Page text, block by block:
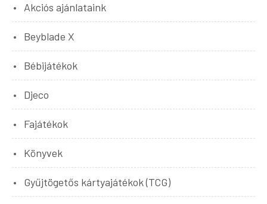
Akciós ajánlataink
Beyblade X
Bébijátékok
Djeco
Fajátékok
Könyvek
Gyűjtögetős kártyajátékok (TCG)